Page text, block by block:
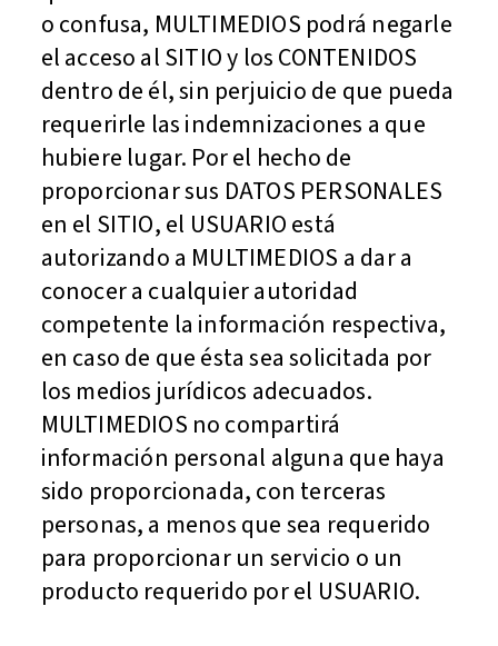
o confusa, MULTIMEDIOS podrá negarle
el acceso al SITIO y los CONTENIDOS
dentro de él, sin perjuicio de que pueda
requerirle las indemnizaciones a que
hubiere lugar. Por el hecho de
proporcionar sus DATOS PERSONALES
en el SITIO, el USUARIO está
autorizando a MULTIMEDIOS a dar a
conocer a cualquier autoridad
competente la información respectiva,
en caso de que ésta sea solicitada por
los medios jurídicos adecuados.
MULTIMEDIOS no compartirá
información personal alguna que haya
sido proporcionada, con terceras
personas, a menos que sea requerido
para proporcionar un servicio o un
producto requerido por el USUARIO.